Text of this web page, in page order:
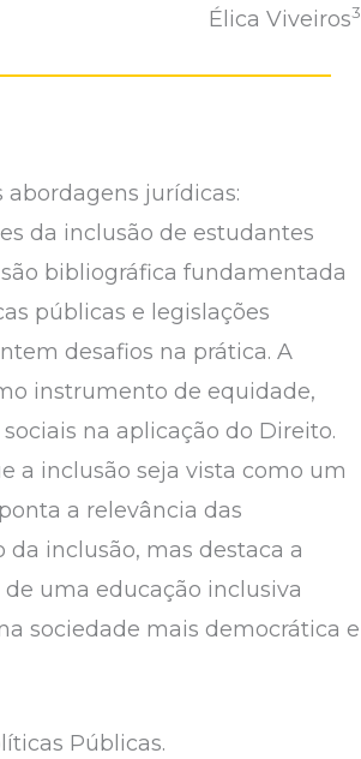
Élica Viveiros3
abordagens jurídicas:
da inclusão de estudantes
bibliográfica fundamentada
públicas e legislações
desafios na prática. A
instrumento de equidade,
na aplicação do Direito.
a inclusão seja vista como um
a relevância das
da inclusão, mas destaca a
uma educação inclusiva
sociedade mais democrática e
Públicas.